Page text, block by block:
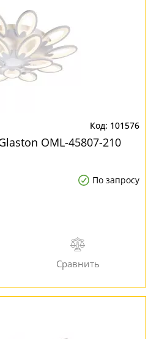
101576
OML-45807-210
По запросу